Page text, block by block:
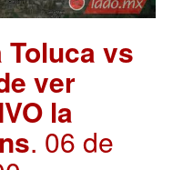
Toluca vs
ver
la
. 06 de